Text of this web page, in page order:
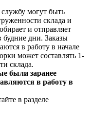
службу могут быть
склада и
и отправляет
будние дни. Заказы
в работу в начале
может составлять 1-
склада.
были заранее
в работу в
в разделе